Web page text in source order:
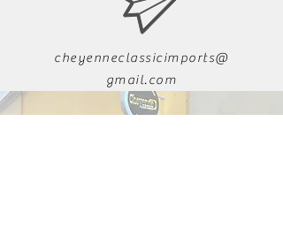
cheyenneclassicimports@
gmail.com